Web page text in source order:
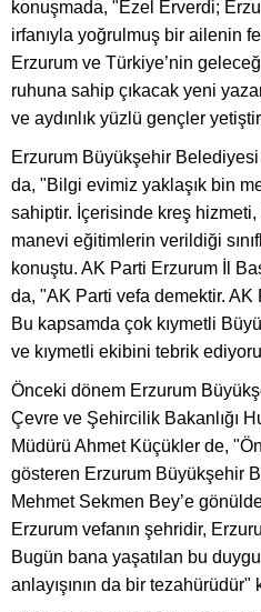
konuşmada, "Ezel Erverdi;
irfanıyla yoğrulmuş bir ailenin
Erzurum ve Türkiye’nin
ruhuna sahip çıkacak yeni
ve aydınlık yüzlü gençler
Erzurum Büyükşehir
da, "Bilgi evimiz yaklaşık bin
sahiptir. İçerisinde kreş
manevi eğitimlerin verildiği
konuştu. AK Parti Erzurum İl
da, "AK Parti vefa demektir.
Bu kapsamda çok kıymetli
ve kıymetli ekibini tebrik
Önceki dönem Erzurum
Çevre ve Şehircilik Bakanlığı
Müdürü Ahmet Küçükler de,
gösteren Erzurum Büyükşehir
Mehmet Sekmen Bey’e
Erzurum vefanın şehridir,
Bugün bana yaşatılan bu
anlayışının da bir tezahürüdür"